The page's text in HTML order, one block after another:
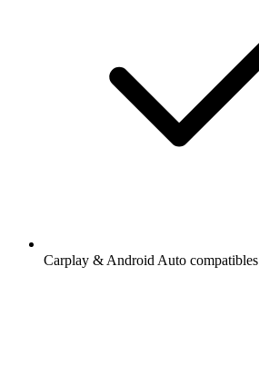
Carplay & Android Auto compatibles